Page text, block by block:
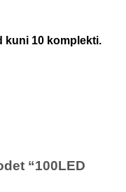
kuni 10 komplekti.
“100LED